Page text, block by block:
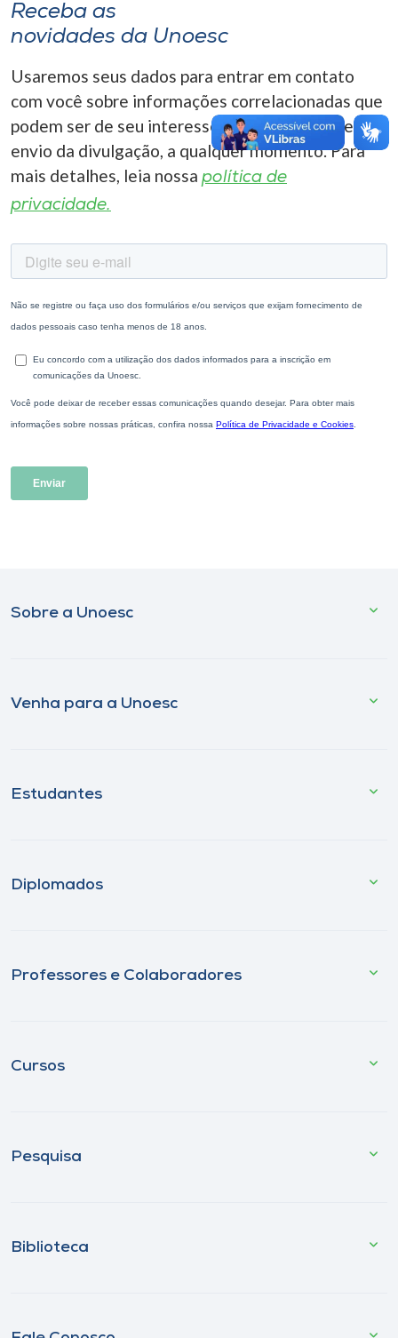
A+
Receba as
novidades da Unoesc
Usaremos seus dados para entrar em contato
com você sobre informações correlacionadas que
podem ser de seu interesse. Você pode cancelar o
envio da divulgação, a qualquer momento. Para
mais detalhes, leia nossa política de
privacidade.
Sobre a Unoesc
Venha para a Unoesc
Estudantes
Diplomados
Professores e Colaboradores
Cursos
Pesquisa
Biblioteca